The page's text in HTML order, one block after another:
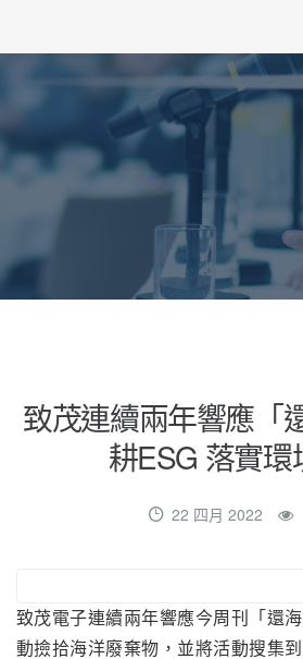
致茂連續兩年響應「
耕ESG 落實環
22 四月 2022
致茂電子連續兩年響應今周刊「還
動撿拾海洋廢棄物，並將活動搜集